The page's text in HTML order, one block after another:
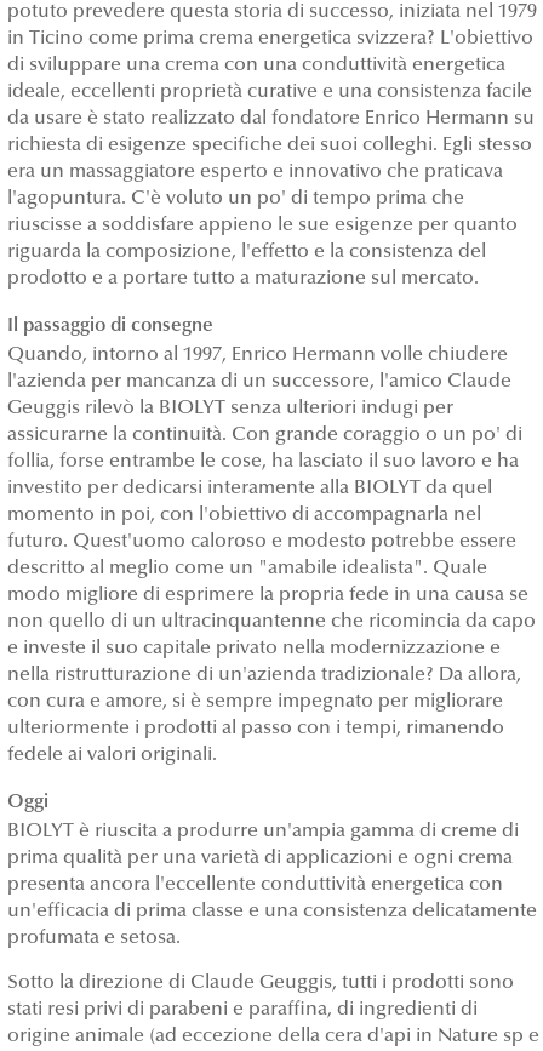
potuto prevedere questa storia di successo, iniziata nel 1979
in Ticino come prima crema energetica svizzera? L'obiettivo
di sviluppare una crema con una conduttività energetica
ideale, eccellenti proprietà curative e una consistenza facile
da usare è stato realizzato dal fondatore Enrico Hermann su
richiesta di esigenze specifiche dei suoi colleghi. Egli stesso
era un massaggiatore esperto e innovativo che praticava
l'agopuntura. C'è voluto un po' di tempo prima che
riuscisse a soddisfare appieno le sue esigenze per quanto
riguarda la composizione, l'effetto e la consistenza del
prodotto e a portare tutto a maturazione sul mercato.
Il passaggio di consegne
Quando, intorno al 1997, Enrico Hermann volle chiudere
l'azienda per mancanza di un successore, l'amico Claude
Geuggis rilevò la BIOLYT senza ulteriori indugi per
assicurarne la continuità. Con grande coraggio o un po' di
follia, forse entrambe le cose, ha lasciato il suo lavoro e ha
investito per dedicarsi interamente alla BIOLYT da quel
momento in poi, con l'obiettivo di accompagnarla nel
futuro. Quest'uomo caloroso e modesto potrebbe essere
descritto al meglio come un "amabile idealista". Quale
modo migliore di esprimere la propria fede in una causa se
non quello di un ultracinquantenne che ricomincia da capo
e investe il suo capitale privato nella modernizzazione e
nella ristrutturazione di un'azienda tradizionale? Da allora,
con cura e amore, si è sempre impegnato per migliorare
ulteriormente i prodotti al passo con i tempi, rimanendo
fedele ai valori originali.
Oggi
BIOLYT è riuscita a produrre un'ampia gamma di creme di
prima qualità per una varietà di applicazioni e ogni crema
presenta ancora l'eccellente conduttività energetica con
un'efficacia di prima classe e una consistenza delicatamente
profumata e setosa.
Sotto la direzione di Claude Geuggis, tutti i prodotti sono
stati resi privi di parabeni e paraffina, di ingredienti di
origine animale (ad eccezione della cera d'api in Nature sp e